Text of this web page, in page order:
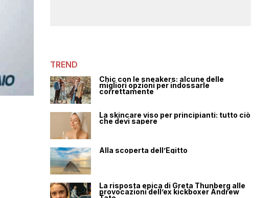
TREND
Chic con le sneakers: alcune delle
migliori opzioni per indossarle
correttamente
La skincare viso per principianti: tutto ciò
che devi sapere
Alla scoperta dell’Egitto
La risposta epica di Greta Thunberg alle
provocazioni dell’ex kickboxer Andrew